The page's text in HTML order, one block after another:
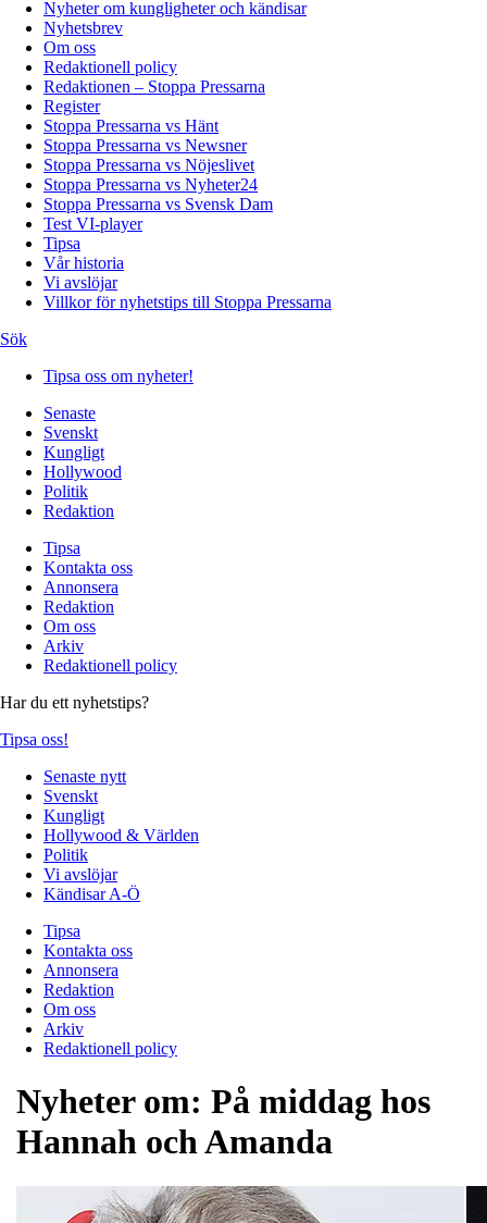
Nyheter om kungligheter och kändisar
Nyhetsbrev
Om oss
Redaktionell policy
Redaktionen – Stoppa Pressarna
Register
Stoppa Pressarna vs Hänt
Stoppa Pressarna vs Newsner
Stoppa Pressarna vs Nöjeslivet
Stoppa Pressarna vs Nyheter24
Stoppa Pressarna vs Svensk Dam
Test VI-player
Tipsa
Vår historia
Vi avslöjar
Villkor för nyhetstips till Stoppa Pressarna
Sök
Tipsa oss om nyheter!
Senaste
Svenskt
Kungligt
Hollywood
Politik
Redaktion
Tipsa
Kontakta oss
Annonsera
Redaktion
Om oss
Arkiv
Redaktionell policy
Har du ett nyhetstips?
Tipsa oss!
Senaste nytt
Svenskt
Kungligt
Hollywood & Världen
Politik
Vi avslöjar
Kändisar A-Ö
Tipsa
Kontakta oss
Annonsera
Redaktion
Om oss
Arkiv
Redaktionell policy
Nyheter om: På middag hos
Hannah och Amanda